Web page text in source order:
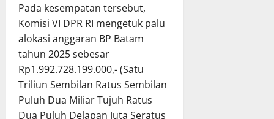
Pada kesempatan tersebut,
Komisi VI DPR RI mengetuk palu
alokasi anggaran BP Batam
tahun 2025 sebesar
Rp1.992.728.199.000,- (Satu
Triliun Sembilan Ratus Sembilan
Puluh Dua Miliar Tujuh Ratus
Dua Puluh Delapan Juta Seratus